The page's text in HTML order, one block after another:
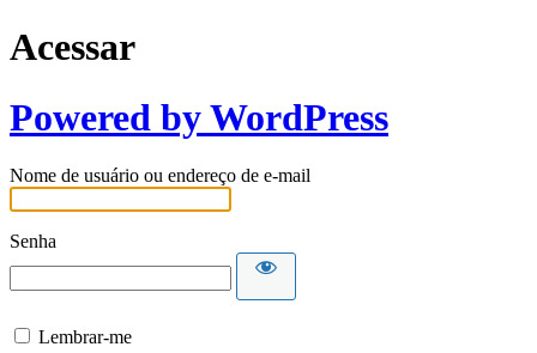
Acessar
Powered by WordPress
Nome de usuário ou endereço de e-mail
Senha
Lembrar-me